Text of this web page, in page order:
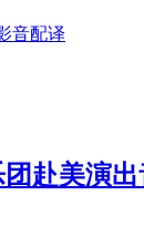
音配译
团赴美演